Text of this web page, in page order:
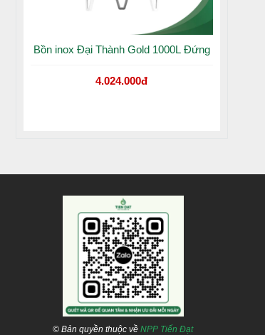
Bồn inox Đại Thành Gold 1000L Đứng
4.024.000đ
© Bản quyền thuộc về NPP Tiến Đạt